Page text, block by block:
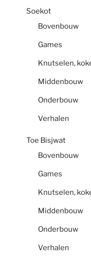
Soekot
Bovenbouw
Games
Knutselen,
Middenbouw
Onderbouw
Verhalen
Toe Bisjwat
Bovenbouw
Games
Knutselen,
Middenbouw
Onderbouw
Verhalen